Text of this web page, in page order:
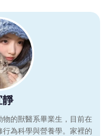
靜
的獸醫系畢業生，目前在
為科學與營養學。家裡的